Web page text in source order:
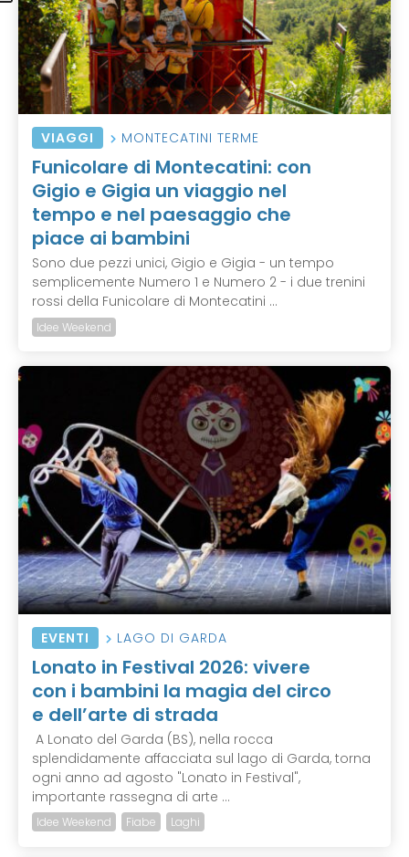
VIAGGI MONTECATINI TERME
Funicolare di Montecatini: con
Gigio e Gigia un viaggio nel
tempo e nel paesaggio che
piace ai bambini
Sono due pezzi unici, Gigio e Gigia - un tempo
semplicemente Numero 1 e Numero 2 - i due trenini
rossi della Funicolare di Montecatini ...
Idee Weekend
EVENTI LAGO DI GARDA
Lonato in Festival 2026: vivere
con i bambini la magia del circo
e dell’arte di strada
A Lonato del Garda (BS), nella rocca
splendidamente affacciata sul lago di Garda, torna
ogni anno ad agosto "Lonato in Festival",
importante rassegna di arte ...
Idee Weekend Fiabe Laghi